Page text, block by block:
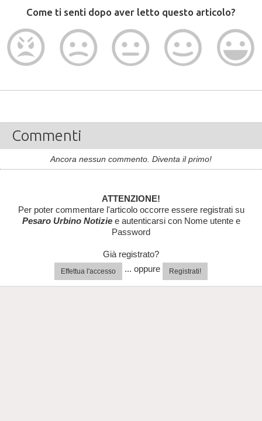
Come ti senti dopo aver letto questo articolo?
Commenti
Ancora nessun commento. Diventa il primo!
ATTENZIONE!
Per poter commentare l'articolo occorre essere registrati su
Pesaro Urbino Notiziee autenticarsi con Nome utente e
Password
Già registrato?
Effettua l'accesso ... oppure Registrati!